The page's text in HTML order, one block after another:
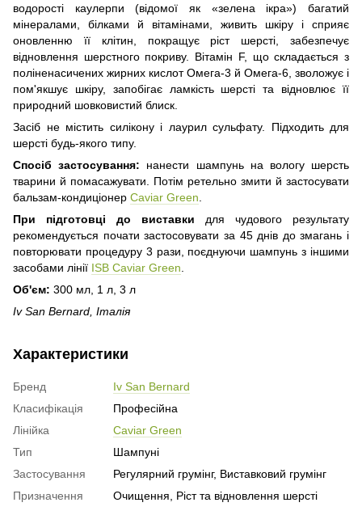
водорості каулерпи (відомої як «зелена ікра») багатий
мінералами, білками й вітамінами, живить шкіру і сприяє
оновленню її клітин, покращує ріст шерсті, забезпечує
відновлення шерстного покриву. Вітамін F, що складається з
поліненасичених жирних кислот Омега-3 й Омега-6, зволожує і
пом'якшує шкіру, запобігає ламкість шерсті та відновлює її
природний шовковистий блиск.
Засіб не містить силікону і лаурил сульфату. Підходить для
шерсті будь-якого типу.
Спосіб застосування: нанести шампунь на вологу шерсть
тварини й помасажувати. Потім ретельно змити й застосувати
бальзам-кондиціонер Caviar Green
При підготовці до виставки для чудового результату
рекомендується почати застосовувати за 45 днів до змагань і
повторювати процедуру 3 рази, поєднуючи шампунь з іншими
засобами лінії ISB Caviar Green
Об'єм: 300 мл, 1 л, 3 л
Iv San Bernard, Італія
Характеристики
Бренд
Iv San Bernard
Класифікація
Професійна
Лінійка
Caviar Green
Тип
Шампуні
Застосування
Регулярний грумінг, Виставковий грумінг
Призначення
Очищення, Ріст та відновлення шерсті